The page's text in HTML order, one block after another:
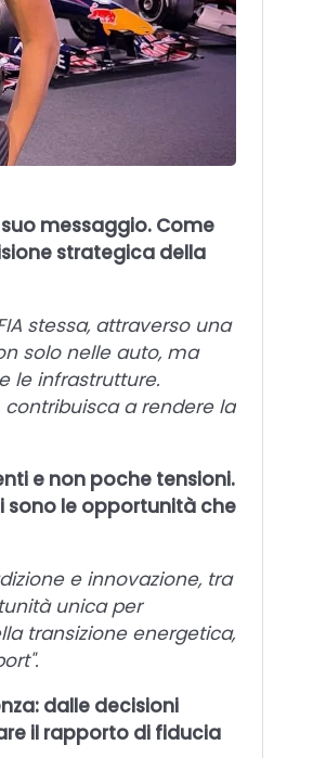
messaggio. Come
strategica della
stessa, attraverso una
solo nelle auto, ma
le infrastrutture.
contribuisca a rendere la
e non poche tensioni.
sono le opportunità che
e innovazione, tra
unica per
transizione energetica,
dalle decisioni
il rapporto di fiducia